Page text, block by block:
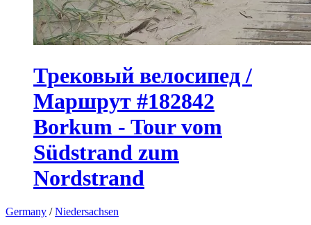
Трековый велосипед /
Маршрут #182842
Borkum - Tour vom
Südstrand zum
Nordstrand
Germany /Niedersachsen